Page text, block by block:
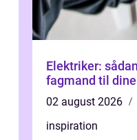
Elektriker:
fagmand til
02 august 2026
inspiration